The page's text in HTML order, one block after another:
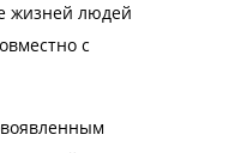
жизней людей
с